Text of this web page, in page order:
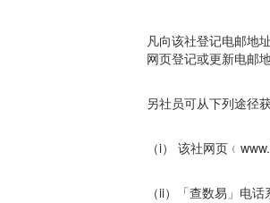
凡向该社登记电邮地
网页登记或更新电邮地
另社员可从下列途径
（i） 该社网页
（ii）「查数易」电